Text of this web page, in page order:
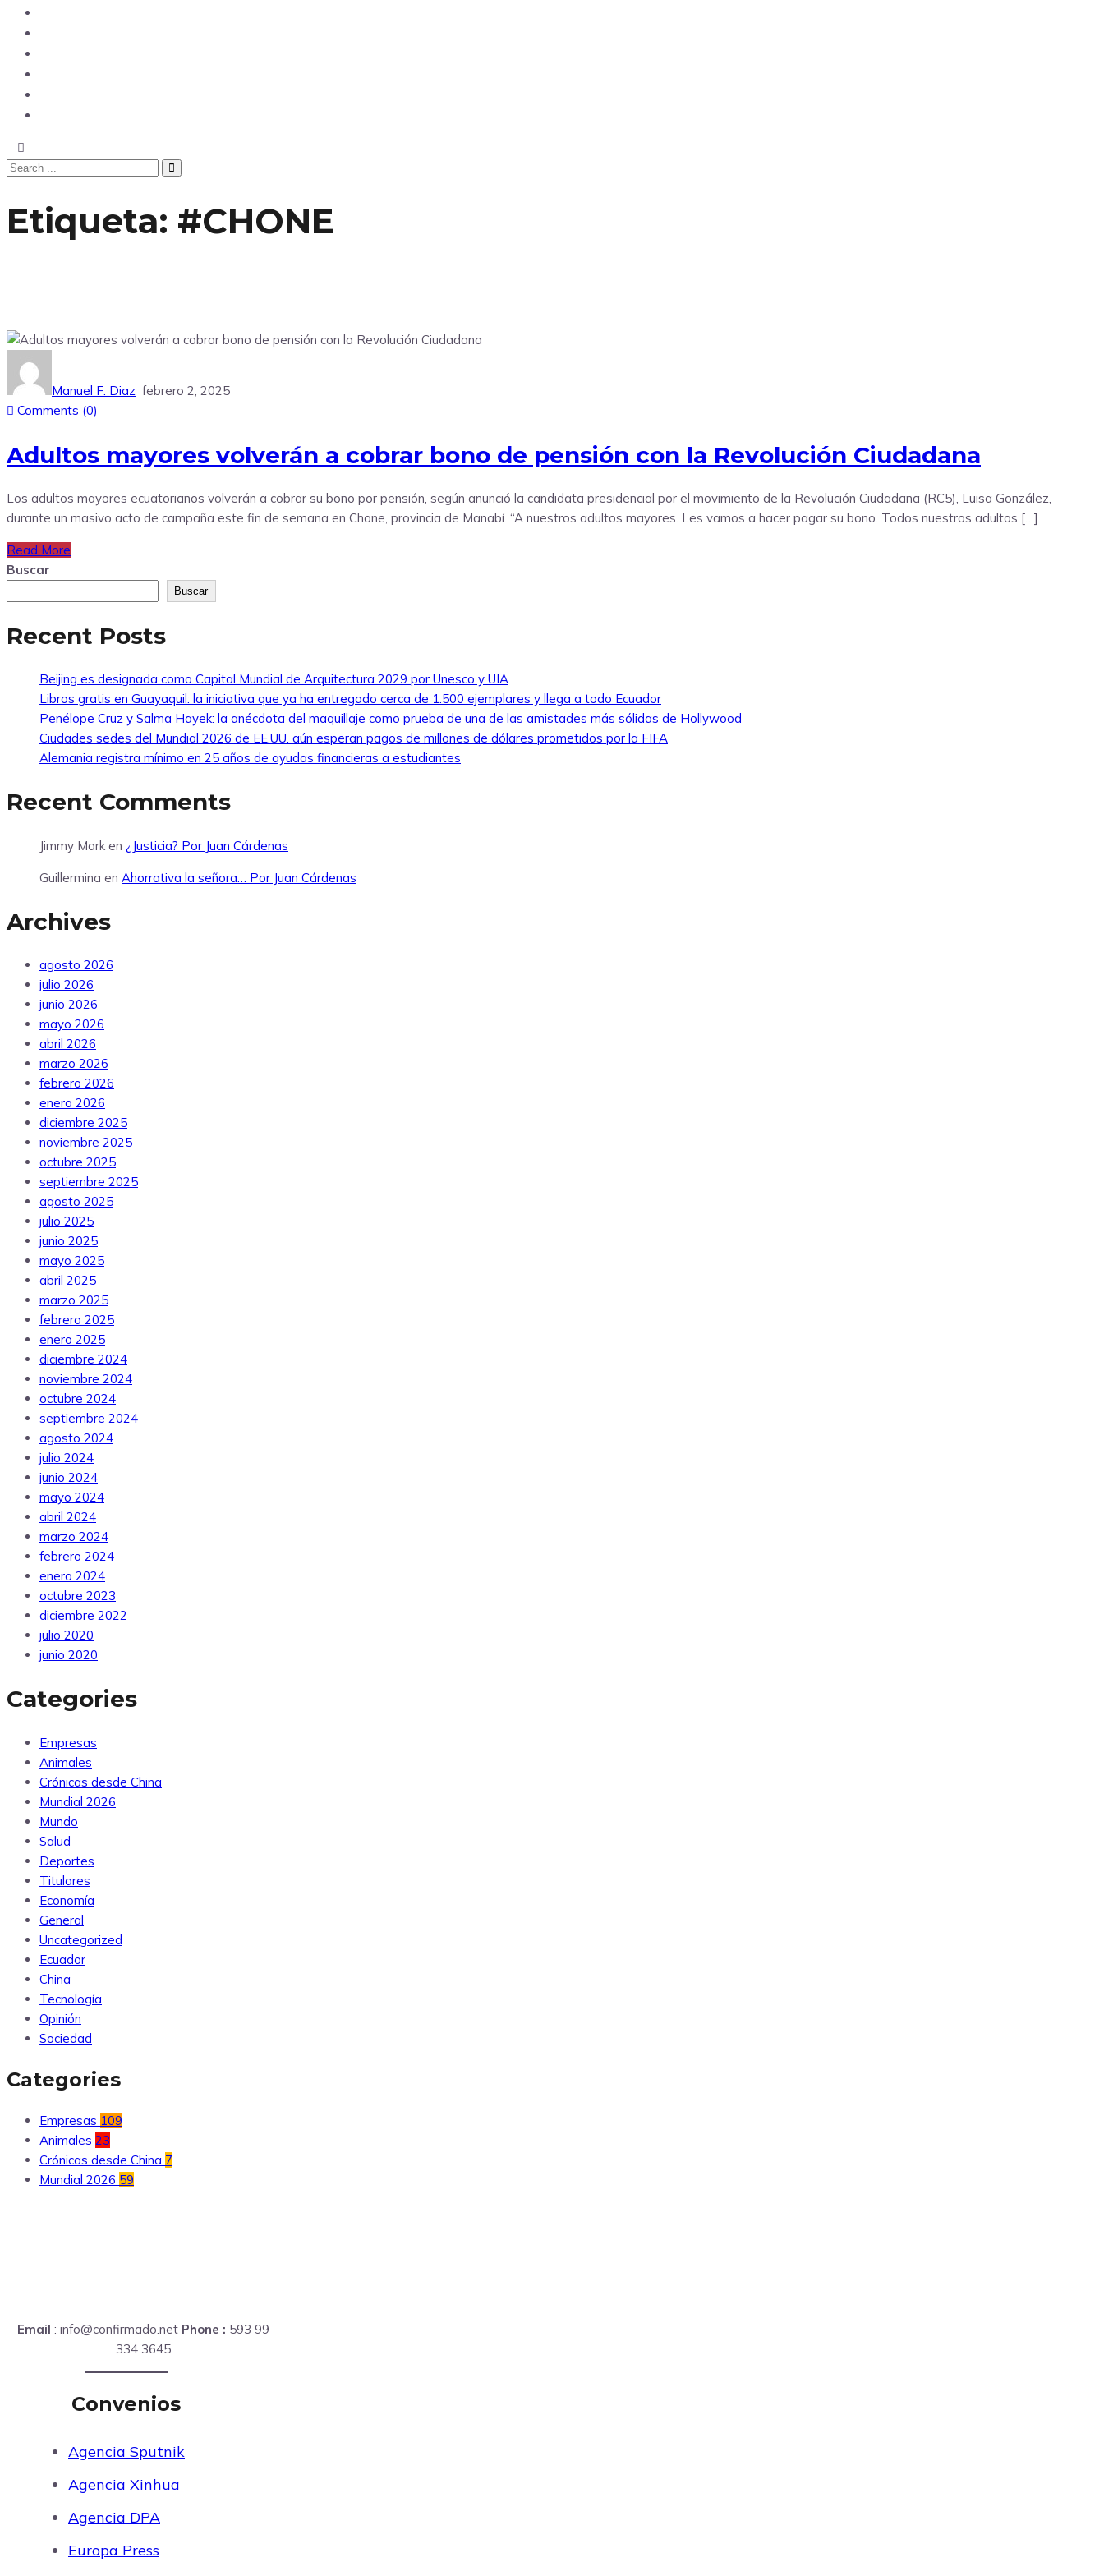
Etiqueta: #CHONE
Manuel F. Diaz febrero 2, 2025
Comments (0)
Adultos mayores volverán a cobrar bono de pensión con la Revolución Ciudadana
Los adultos mayores ecuatorianos volverán a cobrar su bono por pensión, según anunció la candidata presidencial por el movimiento de la Revolución Ciudadana (RC5), Luisa González,
durante un masivo acto de campaña este fin de semana en Chone, provincia de Manabí. “A nuestros adultos mayores. Les vamos a hacer pagar su bono. Todos nuestros adultos […]
Read More
Buscar
Buscar
Recent Posts
Beijing es designada como Capital Mundial de Arquitectura 2029 por Unesco y UIA
Libros gratis en Guayaquil: la iniciativa que ya ha entregado cerca de 1.500 ejemplares y llega a todo Ecuador
Penélope Cruz y Salma Hayek: la anécdota del maquillaje como prueba de una de las amistades más sólidas de Hollywood
Ciudades sedes del Mundial 2026 de EE.UU. aún esperan pagos de millones de dólares prometidos por la FIFA
Alemania registra mínimo en 25 años de ayudas financieras a estudiantes
Recent Comments
Jimmy Mark en ¿Justicia? Por Juan Cárdenas
Guillermina en Ahorrativa la señora… Por Juan Cárdenas
Archives
agosto 2026
julio 2026
junio 2026
mayo 2026
abril 2026
marzo 2026
febrero 2026
enero 2026
diciembre 2025
noviembre 2025
octubre 2025
septiembre 2025
agosto 2025
julio 2025
junio 2025
mayo 2025
abril 2025
marzo 2025
febrero 2025
enero 2025
diciembre 2024
noviembre 2024
octubre 2024
septiembre 2024
agosto 2024
julio 2024
junio 2024
mayo 2024
abril 2024
marzo 2024
febrero 2024
enero 2024
octubre 2023
diciembre 2022
julio 2020
junio 2020
Categories
Empresas
Animales
Crónicas desde China
Mundial 2026
Mundo
Salud
Deportes
Titulares
Economía
General
Uncategorized
Ecuador
China
Tecnología
Opinión
Sociedad
Categories
Empresas 109
Animales 23
Crónicas desde China 7
Mundial 2026 59
Email : info@confirmado.net Phone : 593 99
334 3645
Convenios
Agencia Sputnik
Agencia Xinhua
Agencia DPA
Europa Press